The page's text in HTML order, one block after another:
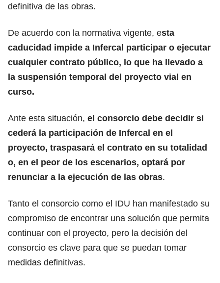
definitiva de las obras.
De acuerdo con la normativa vigente, esta
caducidad impide a Infercal participar o ejecutar
cualquier contrato público, lo que ha llevado a
la suspensión temporal del proyecto vial en
curso.
Ante esta situación, el consorcio debe decidir si
cederá la participación de Infercal en el
proyecto, traspasará el contrato en su totalidad
o, en el peor de los escenarios, optará por
renunciar a la ejecución de las obras.
Tanto el consorcio como el IDU han manifestado su
compromiso de encontrar una solución que permita
continuar con el proyecto, pero la decisión del
consorcio es clave para que se puedan tomar
medidas definitivas.